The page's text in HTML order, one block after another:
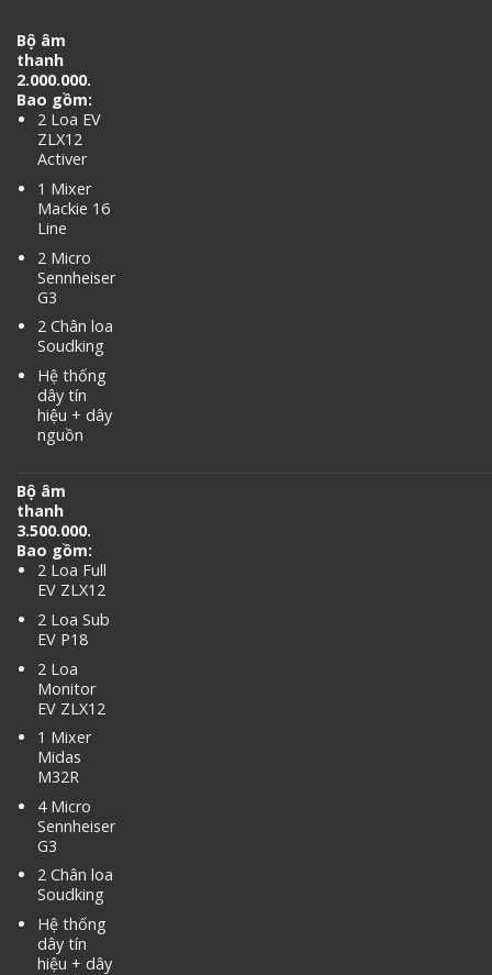
Bộ âm
thanh
2.000.000.
Bao gồm:
2 Loa EV
ZLX12
Activer
1 Mixer
Mackie 16
Line
2 Micro
Sennheiser
G3
2 Chân loa
Soudking
Hệ thống
dây tín
hiệu + dây
nguồn
Bộ âm
thanh
3.500.000.
Bao gồm:
2 Loa Full
EV ZLX12
2 Loa Sub
EV P18
2 Loa
Monitor
EV ZLX12
1 Mixer
Midas
M32R
4 Micro
Sennheiser
G3
2 Chân loa
Soudking
Hệ thống
dây tín
hiệu + dây